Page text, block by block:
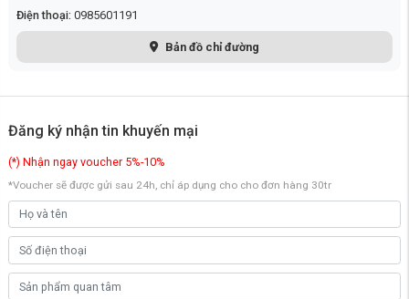
4. Kết nối Mi Home – Dễ dàng tùy chỉnh
Điện thoại: 0985601191
Bản đồ chỉ đường
Đăng ký nhận tin khuyến mại
(*) Nhận ngay voucher 5%-10%
*Voucher sẽ được gửi sau 24h, chỉ áp dụng cho cho đơn hàng 30tr